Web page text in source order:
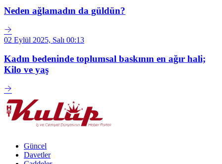
Neden ağlamadın da güldün?
02 Eylül 2025, Salı 00:13
Kadın bedeninde toplumsal baskının en ağır hali;
Kilo ve yaş
Güncel
Davetler